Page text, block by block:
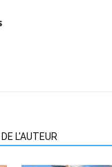
L'AUTEUR